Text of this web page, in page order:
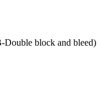
block and bleed)